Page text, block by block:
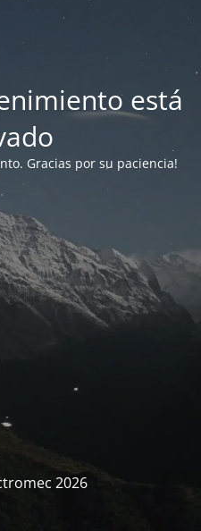
está
Gracias por su paciencia!
2026